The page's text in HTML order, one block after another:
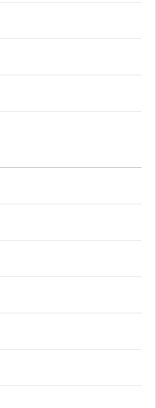
x 48mm (Chiều